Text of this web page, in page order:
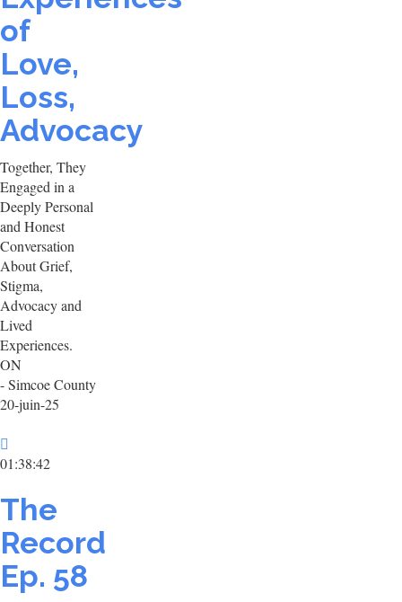
of
Love,
Loss,
Advocacy
Together, They
Engaged in a
Deeply Personal
and Honest
Conversation
About Grief,
Stigma,
Advocacy and
Lived
Experiences.
ON
- Simcoe County
20-juin-25
01:38:42
The
Record
Ep. 58